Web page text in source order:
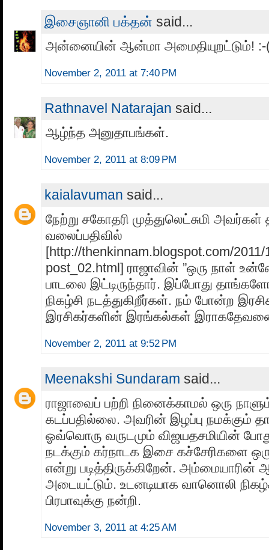
இசைஞானி பக்தன் said...
அன்னையின் ஆன்மா அமைதியுறட்டும்! :-
November 2, 2011 at 7:40 PM
Rathnavel Natarajan said...
ஆழ்ந்த அனுதாபங்கள்.
November 2, 2011 at 8:09 PM
kaialavuman said...
நேற்று சகோதரி முத்துலெட்சுமி
வலைப்பதிவில்
[http://thenkinnam.blogspot.com/2011/
post_02.html] ராஜாவின் ”ஒரு நாள்
பாடலை இட்டிருந்தார். இப்போது
நிகழ்சி நடத்துகிறீர்கள். நம் போன்ற
இரசிகர்களின் இரங்கல்கள்
November 2, 2011 at 9:52 PM
Meenakshi Sundaram said...
ராஜாவைப் பற்றி நினைக்காமல் ஒரு
கடப்பதில்லை. அவரின் இழப்பு நமக்கும்
ஓவ்வொரு வருடமும் விஜயதசமியின்
நடக்கும் கர்நாடக இசை கச்சேரிகளை
என்று படித்திருக்கிறேன். அம்மையாரின்
அடையட்டும். உடனடியாக வானொலி
பிரபாவுக்கு நன்றி.
November 3, 2011 at 4:25 AM